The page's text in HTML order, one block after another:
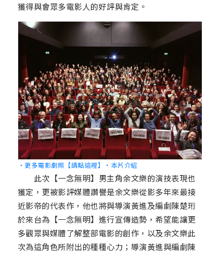
獲得與會眾多電影人的好評與肯定。
‧更多電影劇照【請點這裡】 ‧本片介紹
此次【一念無明】男主角余文樂的演技表現也
獲定，更被影評媒體讚譽是余文樂從影多年來最接
近影帝的代表作，他也將與導演黃進及編劇陳楚珩
於來台為【一念無明】進行宣傳造勢，希望能讓更
多觀眾與媒體了解整部電影的創作，以及余文樂此
次為這角色所附出的種種心力；導演黃進與編劇陳